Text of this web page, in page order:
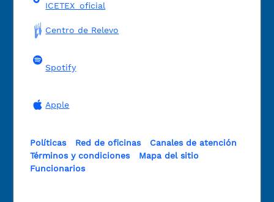
ICETEX_oficial
Centro de Relevo
Spotify
Apple
Políticas Red de oficinas
Canales de atención
Términos y condiciones
Mapa del sitio
Funcionarios